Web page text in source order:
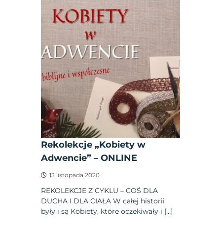
Rekolekcje „Kobiety w
Adwencie” – ONLINE
13 listopada 2020
REKOLEKCJE Z CYKLU – COŚ DLA
DUCHA I DLA CIAŁA W całej historii
były i są Kobiety, które oczekiwały i […]